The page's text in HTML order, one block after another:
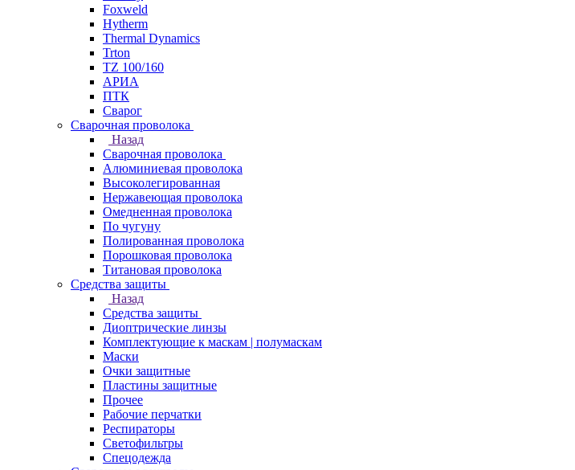
Foxweld
Hytherm
Thermal Dynamics
Trton
TZ 100/160
АРИА
ПТК
Сварог
Сварочная проволока
Назад
Сварочная проволока
Алюминиевая проволока
Высоколегированная
Нержавеющая проволока
Омедненная проволока
По чугуну
Полированная проволока
Порошковая проволока
Титановая проволока
Средства защиты
Назад
Средства защиты
Диоптрические линзы
Комплектующие к маскам | полумаскам
Маски
Очки защитные
Пластины защитные
Прочее
Рабочие перчатки
Респираторы
Светофильтры
Спецодежда